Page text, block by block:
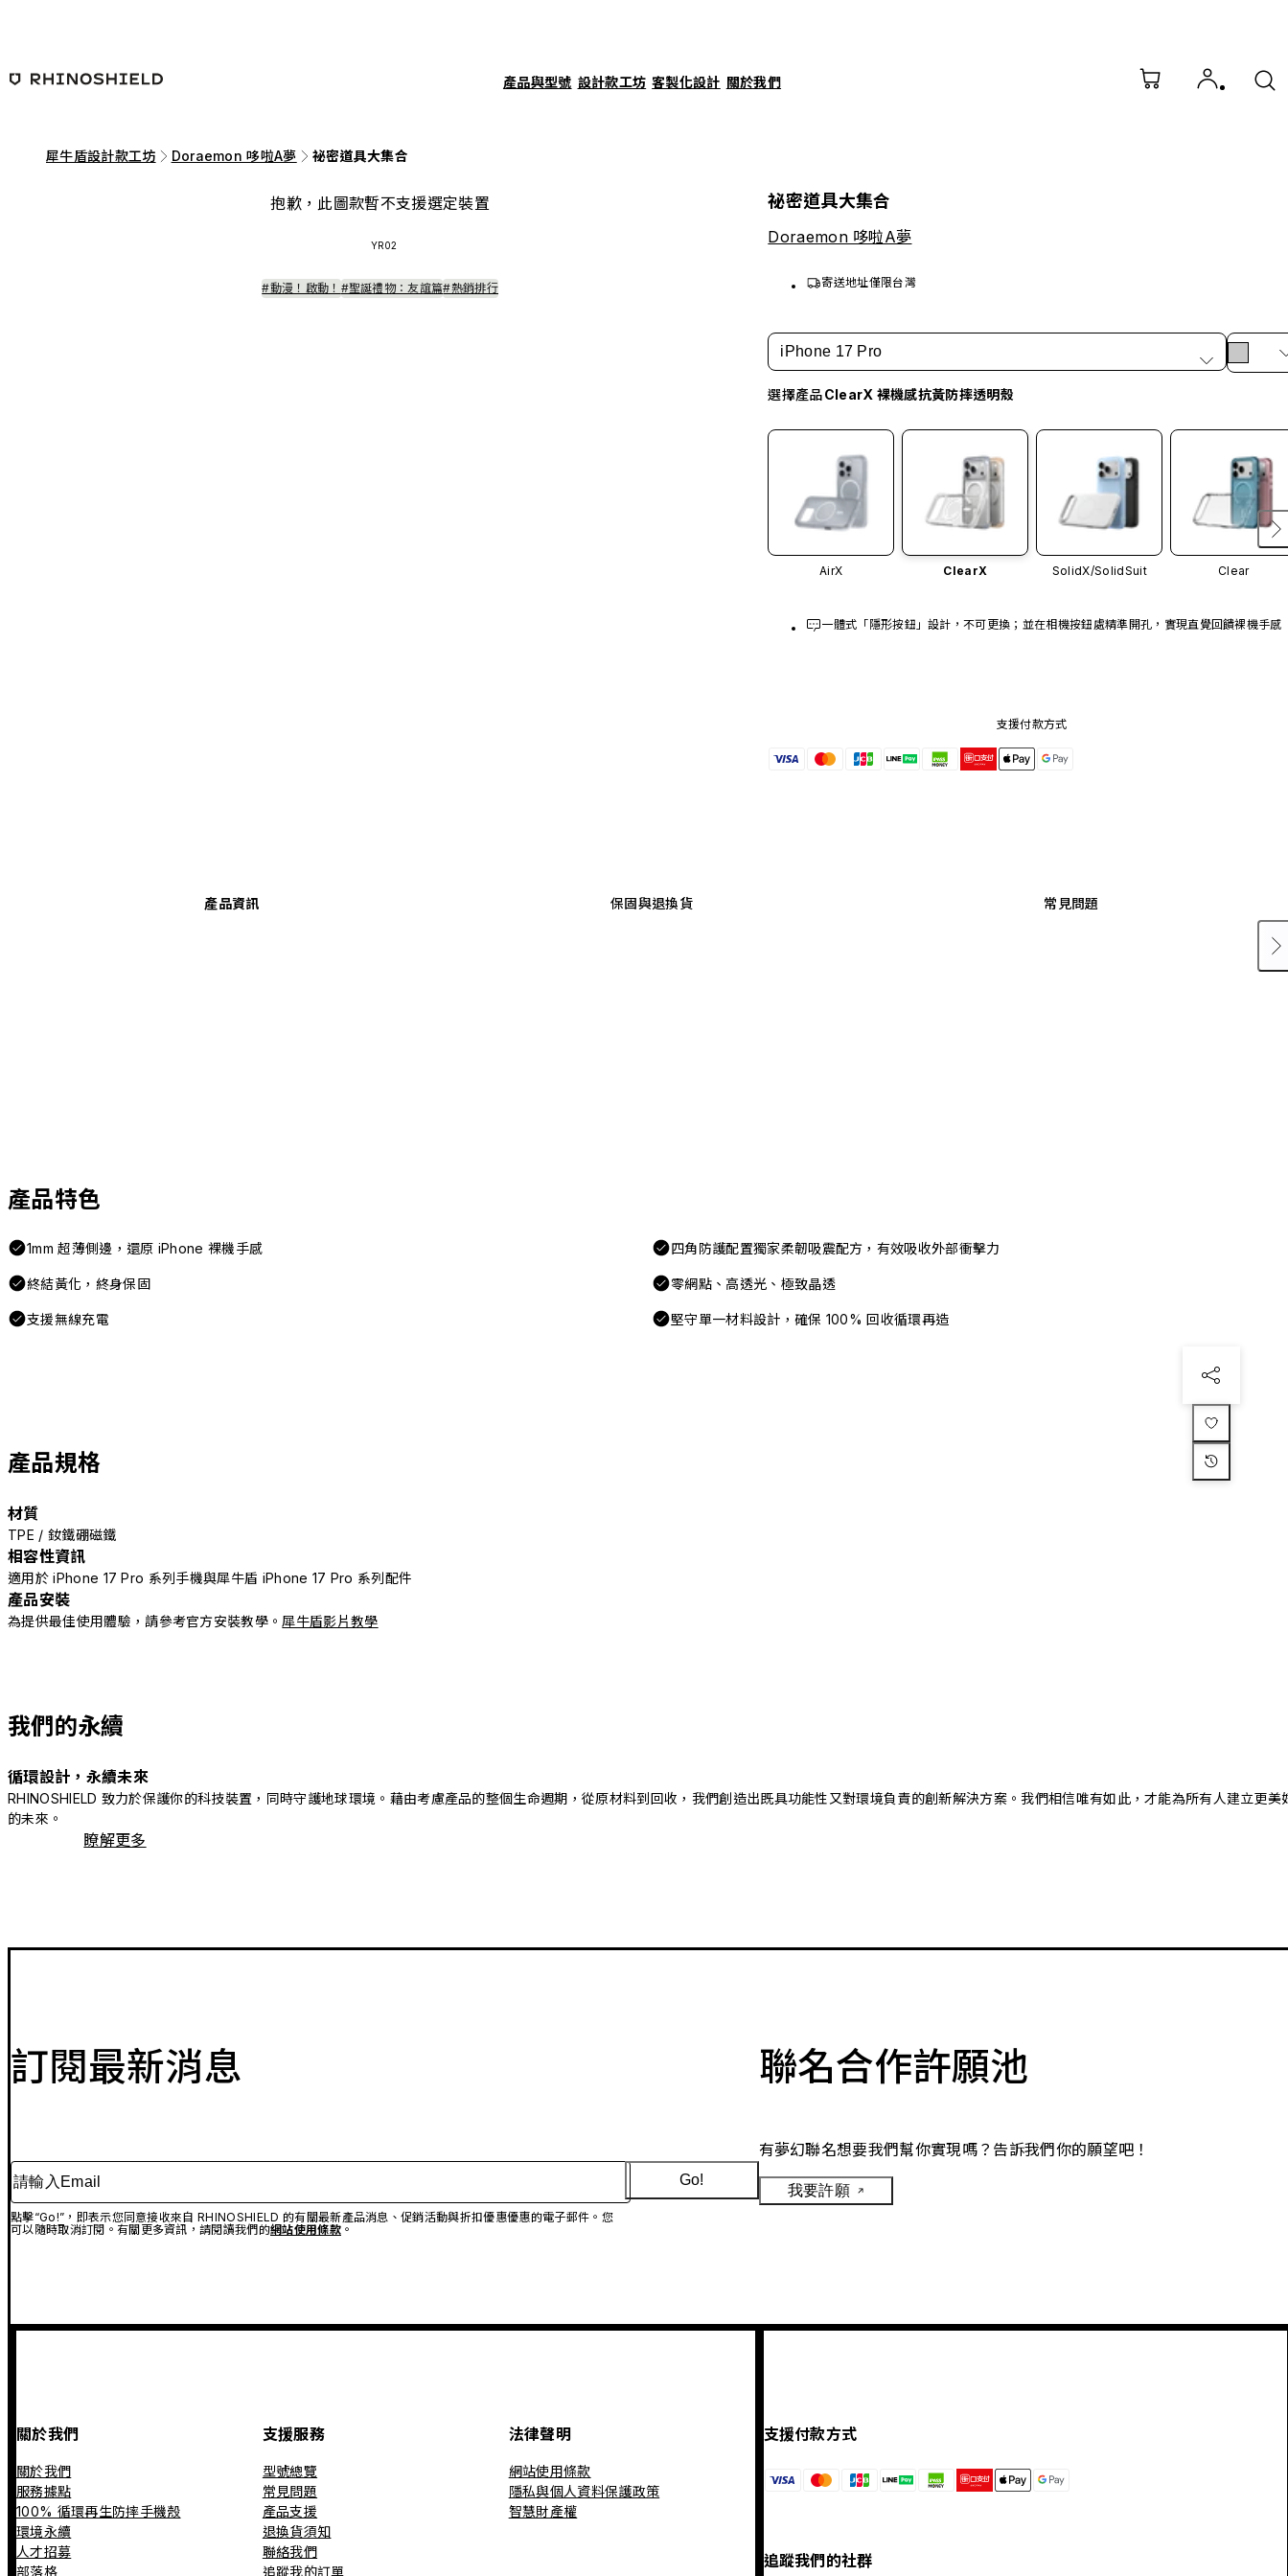
產品與型號 設計款工坊 客製化設計 關於我們
犀牛盾設計款工坊 Doraemon 哆啦A夢 祕密道具大集合
抱歉，此圖款暫不支援選定裝置
YR02
#動漫！啟動！ #聖誕禮物：友誼篇#熱銷排行
祕密道具大集合
Doraemon 哆啦A夢
寄送地址僅限台灣
iPhone 17 Pro
選擇產品ClearX 裸機感抗黃防摔透明殼
AirX ClearX SolidX/SolidSuit Clear
一體式「隱形按鈕」設計，不可更換；並在相機按鈕處精準開孔，實現直覺回饋裸機手感
支援付款方式
產品資訊 保固與退換貨 常見問題
產品特色
1mm 超薄側邊，還原 iPhone 裸機手感 四角防護配置獨家柔韌吸震配方，有效吸收外部衝擊力
終結黃化，終身保固 零網點、高透光、極致晶透
支援無線充電 堅守單一材料設計，確保 100% 回收循環再造
產品規格
材質
TPE / 釹鐵硼磁鐵
相容性資訊
適用於 iPhone 17 Pro 系列手機與犀牛盾 iPhone 17 Pro 系列配件
產品安裝
為提供最佳使用體驗，請參考官方安裝教學。 犀牛盾影片教學
我們的永續
循環設計，永續未來
RHINOSHIELD 致力於保護你的科技裝置，同時守護地球環境。藉由考慮產品的整個生命週期，從原材料到回收，我們創造出既具功能性又對環境負責的創新解決方案。我們相信唯有如此，才能為所有人建立更美
的未來。
瞭解更多
訂閱最新消息
請輸入Email
點擊“Go!”，即表示您同意接收來自 RHINOSHIELD 的有關最新產品消息、促銷活動與折扣優惠優惠的電子郵件。您
可以隨時取消訂閱。有關更多資訊，請閱讀我們的網站使用條款。
Go!
聯名合作許願池
有夢幻聯名想要我們幫你實現嗎？告訴我們你的願望吧！
我要許願
關於我們
關於我們
服務據點
100% 循環再生防摔手機殼
環境永續
人才招募
部落格
支援服務
型號總覽
常見問題
產品支援
退換貨須知
聯絡我們
追蹤我的訂單
法律聲明
網站使用條款
隱私與個人資料保護政策
智慧財產權
支援付款方式
追蹤我們的社群